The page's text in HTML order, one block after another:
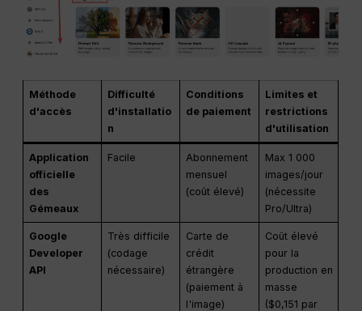
Méthode
d'accès
Difficulté
d'installatio
n
Conditions
de paiement
Limites et
restrictions
d'utilisation
Application
officielle
des
Gémeaux
Facile
Abonnement
mensuel
(coût élevé)
Max 1 000
images/jour
(nécessite
Pro/Ultra)
Google
Developer
API
Très difficile
(codage
nécessaire)
Carte de
crédit
étrangère
(paiement à
l'image)
Coût élevé
pour la
production en
masse
($0,151 par